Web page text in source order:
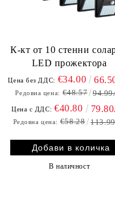
К-кт от 10 стенни
LED прожектора
Цена без ДДС: €34.00
Редовна цена: €48.57
Цена с ДДС: €40.80
Редовна цена: €58.28
В наличност